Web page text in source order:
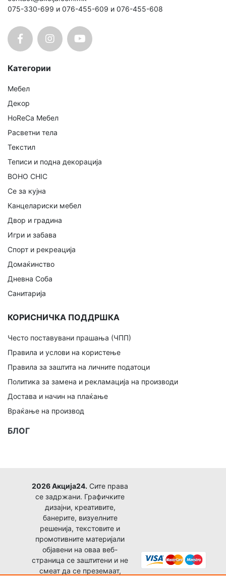
075-330-699 и 076-455-609 и 076-455-608
Категории
Мебел
Декор
HoReCa Мебел
Расветни тела
Текстил
Теписи и подна декорација
BOHO CHIC
Се за кујна
Канцелариски мебел
Двор и градина
Игри и забава
Спорт и рекреација
Домаќинство
Дневна Соба
Санитарија
КОРИСНИЧКА ПОДДРШКА
Често поставувани прашања (ЧПП)
Правила и услови на користење
Правила за заштита на личните податоци
Политика за замена и рекламација на производи
Достава и начин на плаќање
Враќање на производ
БЛОГ
2026 Акција24. Сите права
се задржани. Графичките
дизајни, креативите,
банерите, визуелните
решенија, текстовите и
промотивните материјали
објавени на оваа веб-
страница се заштитени и не
смеат да се преземаат,